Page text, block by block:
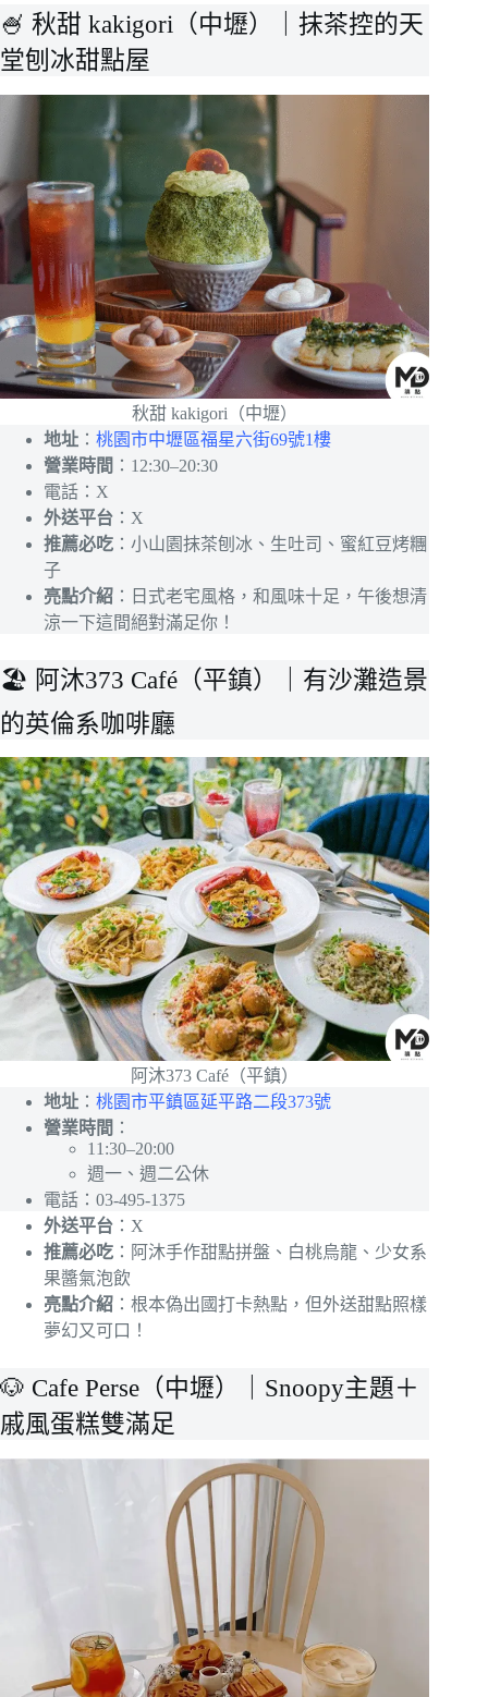
🍧 秋甜 kakigori（中壢）｜抹茶控的天
堂刨冰甜點屋
秋甜 kakigori（中壢）
地址 ： 桃園市中壢區福星六街69號1樓
營業時間 ：12:30–20:30
電話：X
外送平台 ：X
推薦必吃 ：小山園抹茶刨冰、生吐司、蜜紅豆烤糰
子
亮點介紹 ：日式老宅風格，和風味十足，午後想清
涼一下這間絕對滿足你！
🏖 阿沐373 Café（平鎮）｜有沙灘造景
的英倫系咖啡廳
阿沐373 Café（平鎮）
地址 ： 桃園市平鎮區延平路二段373號
營業時間 ：
11:30–20:00
週一、週二公休
電話：03-495-1375
外送平台 ：X
推薦必吃 ：阿沐手作甜點拼盤、白桃烏龍、少女系
果醬氣泡飲
亮點介紹 ：根本偽出國打卡熱點，但外送甜點照樣
夢幻又可口！
🐶 Cafe Perse（中壢）｜Snoopy主題＋
戚風蛋糕雙滿足